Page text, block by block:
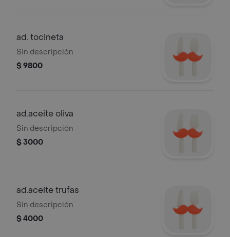
ad. tocineta
Sin descripción
$ 9800
ad.aceite oliva
Sin descripción
$ 3000
ad.aceite trufas
Sin descripción
$ 4000